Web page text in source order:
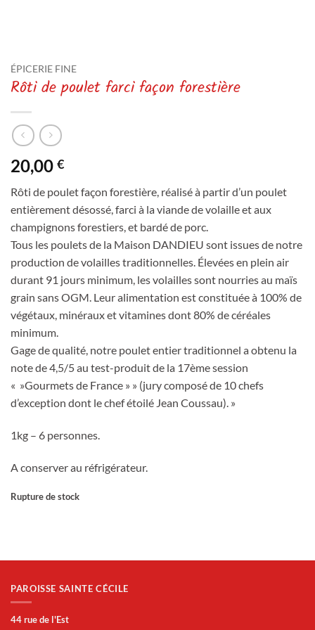
ÉPICERIE FINE
Rôti de poulet farci façon forestière
20,00 €
Rôti de poulet façon forestière, réalisé à partir d’un poulet
entièrement désossé, farci à la viande de volaille et aux
champignons forestiers, et bardé de porc.
Tous les poulets de la Maison DANDIEU sont issues de notre
production de volailles traditionnelles. Élevées en plein air
durant 91 jours minimum, les volailles sont nourries au maïs
grain sans OGM. Leur alimentation est constituée à 100% de
végétaux, minéraux et vitamines dont 80% de céréales
minimum.
Gage de qualité, notre poulet entier traditionnel a obtenu la
note de 4,5/5 au test-produit de la 17ème session
« »Gourmets de France » » (jury composé de 10 chefs
d’exception dont le chef étoilé Jean Coussau). »
1kg – 6 personnes.
A conserver au réfrigérateur.
Rupture de stock
PAROISSE SAINTE CÉCILE
44 rue de l'Est